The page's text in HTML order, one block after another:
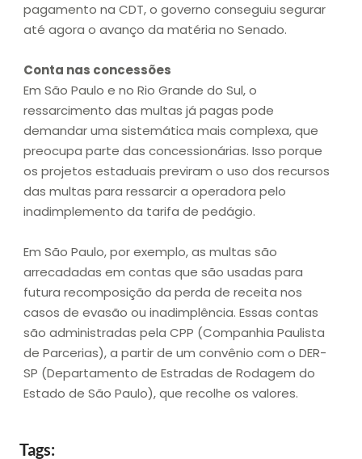
pagamento na CDT, o governo conseguiu segurar
até agora o avanço da matéria no Senado.
Conta nas concessões
Em São Paulo e no Rio Grande do Sul, o
ressarcimento das multas já pagas pode
demandar uma sistemática mais complexa, que
preocupa parte das concessionárias. Isso porque
os projetos estaduais previram o uso dos recursos
das multas para ressarcir a operadora pelo
inadimplemento da tarifa de pedágio.
Em São Paulo, por exemplo, as multas são
arrecadadas em contas que são usadas para
futura recomposição da perda de receita nos
casos de evasão ou inadimplência. Essas contas
são administradas pela CPP (Companhia Paulista
de Parcerias), a partir de um convênio com o DER-
SP (Departamento de Estradas de Rodagem do
Estado de São Paulo), que recolhe os valores.
Tags: